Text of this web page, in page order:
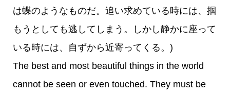
は蝶のようなものだ。追い求めている時には、掴
もうとしても逃してしまう。しかし静かに座って
いる時には、自ずから近寄ってくる。)
The best and most beautiful things in the world
cannot be seen or even touched. They must be